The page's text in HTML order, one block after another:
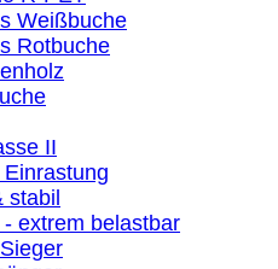
Weißbuche
Rotbuche
II
stabil
extrem belastbar